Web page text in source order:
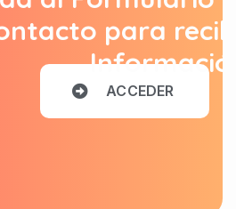
para
ACCEDER